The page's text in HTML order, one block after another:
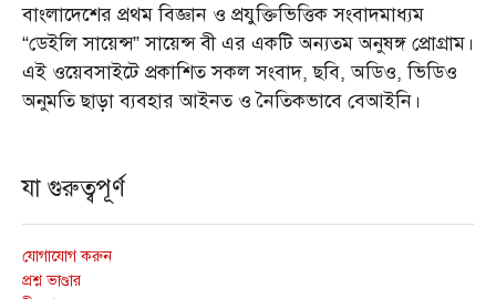
বাংলাদেশের প্রথম বিজ্ঞান ও প্রযুক্তিভিত্তিক সংবাদমাধ্যম
“ডেইলি সায়েন্স” সায়েন্স বী এর একটি অন্যতম অনুষঙ্গ প্রোগ্রাম।
এই ওয়েবসাইটে প্রকাশিত সকল সংবাদ, ছবি, অডিও, ভিডিও
অনুমতি ছাড়া ব্যবহার আইনত ও নৈতিকভাবে বেআইনি।
যা গুরুত্বপূর্ণ
যোগাযোগ করুন
প্রশ্ন ভাণ্ডার